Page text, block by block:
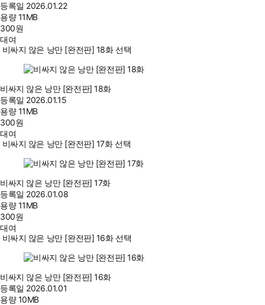
등록일 2026.01.22
용량11MB
300원
대여
비싸지 않은 낭만 [완전판] 18화 선택
비싸지 않은 낭만 [완전판] 18화
등록일 2026.01.15
용량11MB
300원
대여
비싸지 않은 낭만 [완전판] 17화 선택
비싸지 않은 낭만 [완전판] 17화
등록일 2026.01.08
용량11MB
300원
대여
비싸지 않은 낭만 [완전판] 16화 선택
비싸지 않은 낭만 [완전판] 16화
등록일 2026.01.01
용량10MB